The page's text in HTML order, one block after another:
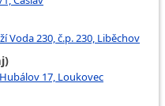
Voda 230, č.p. 230, Liběchov
17, Loukovec